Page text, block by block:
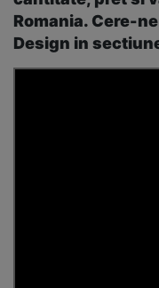
Romania. Cere-
Design in